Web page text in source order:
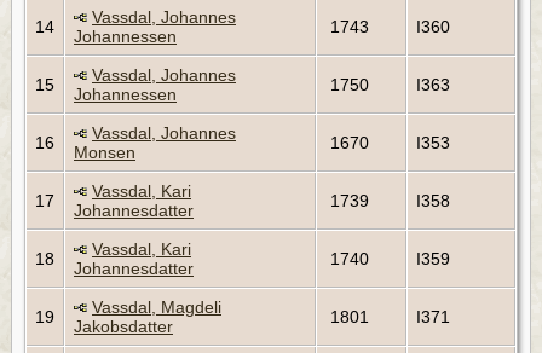
14
Vassdal, Johannes
Johannessen
1743 I360
15
Vassdal, Johannes
Johannessen
1750 I363
16
Vassdal, Johannes
Monsen
1670 I353
17
Vassdal, Kari
Johannesdatter
1739 I358
18
Vassdal, Kari
Johannesdatter
1740 I359
19
Vassdal, Magdeli
Jakobsdatter
1801 I371